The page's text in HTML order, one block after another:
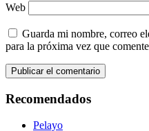
Web
Guarda mi nombre, correo
para la próxima vez que
Recomendados
Pelayo